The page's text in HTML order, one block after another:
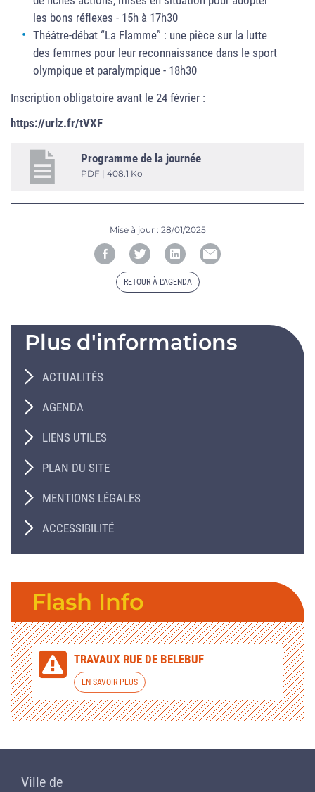
les bons réflexes - 15h à 17h30
Théâtre-débat “La Flamme” : une pièce sur la lutte
des femmes pour leur reconnaissance dans le sport
olympique et paralympique - 18h30
Inscription obligatoire avant le 24 février :
https://urlz.fr/tVXF
Programme de la journée
PDF | 408.1 Ko
Mise à jour : 28/01/2025
RETOUR À L'AGENDA
Plus d'informations
ACTUALITÉS
AGENDA
LIENS UTILES
PLAN DU SITE
MENTIONS LÉGALES
ACCESSIBILITÉ
Flash Info
TRAVAUX RUE DE BELEBUF
EN SAVOIR PLUS
Ville de